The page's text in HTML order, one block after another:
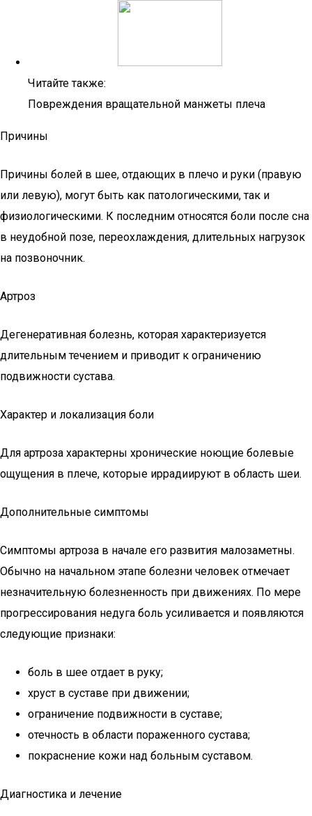
Читайте также:
Повреждения вращательной манжеты плеча
Причины
Причины болей в шее, отдающих в плечо и руки (правую
или левую), могут быть как патологическими, так и
физиологическими. К последним относятся боли после сна
в неудобной позе, переохлаждения, длительных нагрузок
на позвоночник.
Артроз
Дегенеративная болезнь, которая характеризуется
длительным течением и приводит к ограничению
подвижности сустава.
Характер и локализация боли
Для артроза характерны хронические ноющие болевые
ощущения в плече, которые иррадиируют в область шеи.
Дополнительные симптомы
Симптомы артроза в начале его развития малозаметны.
Обычно на начальном этапе болезни человек отмечает
незначительную болезненность при движениях. По мере
прогрессирования недуга боль усиливается и появляются
следующие признаки:
боль в шее отдает в руку;
хруст в суставе при движении;
ограничение подвижности в суставе;
отечность в области пораженного сустава;
покраснение кожи над больным суставом.
Диагностика и лечение